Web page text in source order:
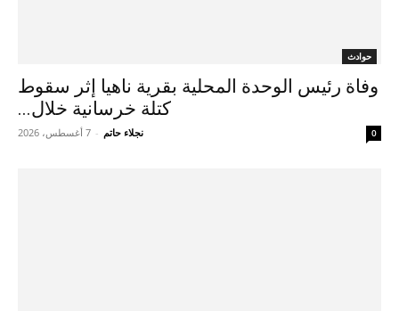
حوادث
وفاة رئيس الوحدة المحلية بقرية ناهيا إثر سقوط
كتلة خرسانية خلال...
نجلاء حاتم - 7 أغسطس، 2026 0